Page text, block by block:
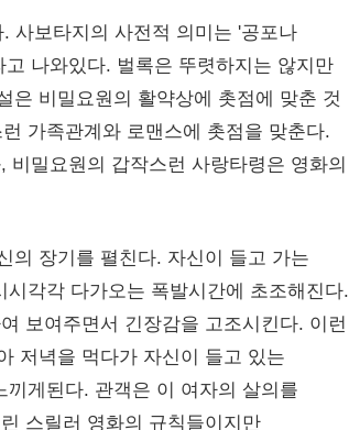
사보타지의 사전적 의미는 '공포나
나와있다. 벌록은 뚜렷하지는 않지만
은 비밀요원의 활약상에 촛점에 맞춘 것
가족관계와 로맨스에 촛점을 맞춘다.
밀요원의 갑작스런 사랑타령은 영화의
의 장기를 펼친다. 자신이 들고 가는
각각 다가오는 폭발시간에 초조해진다.
보여주면서 긴장감을 고조시킨다. 이런
저녁을 먹다가 자신이 들고 있는
게된다. 관객은 이 여자의 살의를
스릴러 영화의 규칙들이지만